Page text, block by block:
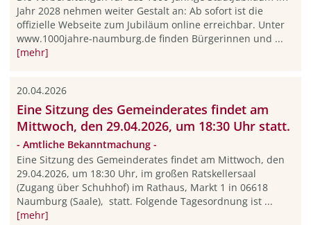
Jahr 2028 nehmen weiter Gestalt an: Ab sofort ist die
offizielle Webseite zum Jubiläum online erreichbar. Unter
www.1000jahre-naumburg.de finden Bürgerinnen und ...
[mehr]
20.04.2026
Eine Sitzung des Gemeinderates findet am
Mittwoch, den 29.04.2026, um 18:30 Uhr statt.
- Amtliche Bekanntmachung -
Eine Sitzung des Gemeinderates findet am Mittwoch, den
29.04.2026, um 18:30 Uhr, im großen Ratskellersaal
(Zugang über Schuhhof) im Rathaus, Markt 1 in 06618
Naumburg (Saale), statt. Folgende Tagesordnung ist ...
[mehr]